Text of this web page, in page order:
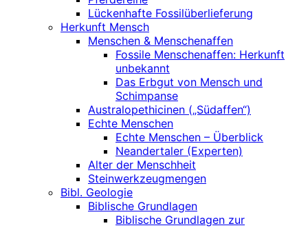
Lückenhafte Fossilüberlieferung
Herkunft Mensch
Menschen & Menschenaffen
Fossile Menschenaffen: Herkunft
unbekannt
Das Erbgut von Mensch und
Schimpanse
Australopethicinen („Südaffen“)
Echte Menschen
Echte Menschen – Überblick
Neandertaler (Experten)
Alter der Menschheit
Steinwerkzeugmengen
Bibl. Geologie
Biblische Grundlagen
Biblische Grundlagen zur